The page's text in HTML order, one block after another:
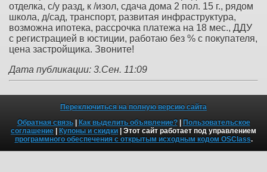
отделка, с/у разд, к /изол, сдача дома 2 пол. 15 г., рядом
школа, д/сад, транспорт, развитая инфраструктура,
возможна ипотека, рассрочка платежа на 18 мес., ДДУ
с регистрацией в юстиции, работаю без % с покупателя,
цена застройщика. Звоните!
Дата публикации: 3.Сен. 11:09
Переключиться на полную версию сайта
Обратная связь| Как выделить объявление?| Пользовательское
соглашение | Купоны и скидки | Этот сайт работает под управлением
программного обеспечения с открытым исходным кодом OSClass.